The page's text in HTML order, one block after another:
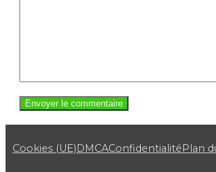
Cookies (UE)DMCAConfidentialitéPlan